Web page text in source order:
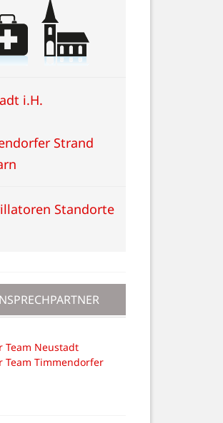
i.H.
Strand
Standorte
Team Neustadt
Team Timmendorfer